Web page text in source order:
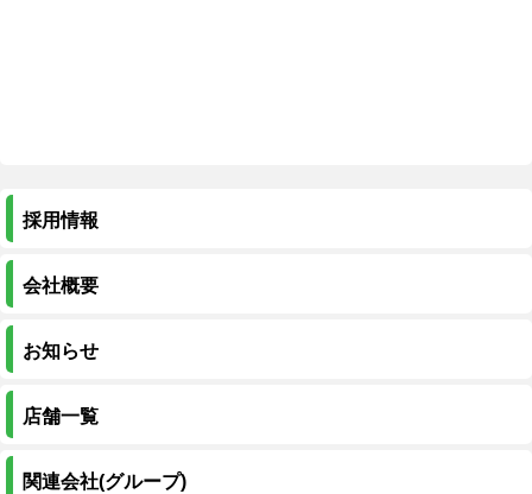
採用情報
会社概要
お知らせ
店舗一覧
関連会社(グループ)